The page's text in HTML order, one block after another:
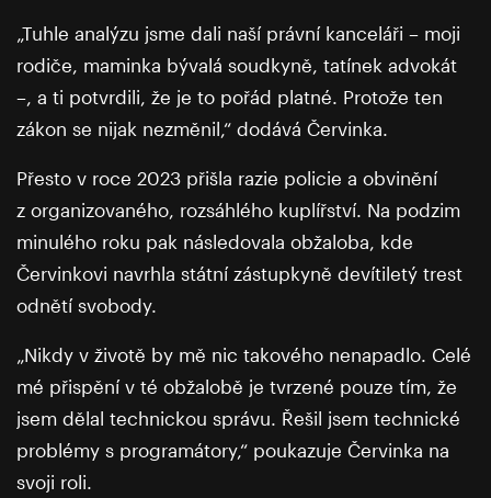
„Tuhle analýzu jsme dali naší právní kanceláři – moji
rodiče, maminka bývalá soudkyně, tatínek advokát
–, a ti potvrdili, že je to pořád platné. Protože ten
zákon se nijak nezměnil,“ dodává Červinka.
Přesto v roce 2023 přišla razie policie a obvinění
z organizovaného, rozsáhlého kuplířství. Na podzim
minulého roku pak následovala obžaloba, kde
Červinkovi navrhla státní zástupkyně devítiletý trest
odnětí svobody.
„Nikdy v životě by mě nic takového nenapadlo. Celé
mé přispění v té obžalobě je tvrzené pouze tím, že
jsem dělal technickou správu. Řešil jsem technické
problémy s programátory,“ poukazuje Červinka na
svoji roli.